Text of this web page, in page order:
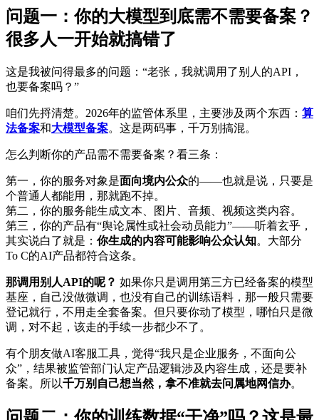
问题一：你的大模型到底需不需要备案？
很多人一开始就搞错了
这是我被问得最多的问题：“老张，我就调用了别人的API，
也要备案吗？”
咱们先捋清楚。2026年的监管体系里，主要涉及两个东西： 算
法备案和大模型备案。这是两码事，千万别搞混。
怎么判断你的产品需不需要备案？看三条：
第一，你的服务对象是面向境内公众的——也就是说，只要是
个普通人都能用，那就跑不掉。
第二，你的服务能生成文本、图片、音频、视频这类内容。
第三，你的产品有“舆论属性或社会动员能力”——听着玄乎，
其实说白了就是： 你生成的内容可能影响公众认知。大部分
To C的AI产品都符合这条。
那调用别人API的呢？ 如果你只是调用第三方已经备案的模型
基座，自己没做微调，也没有自己的训练语料，那一般只需要
登记就行，不用走全套备案。但只要你动了模型，哪怕只是微
调，对不起，该走的手续一步都少不了。
有个朋友做AI客服工具，觉得“我只是企业服务，不面向公
众”，结果被监管部门认定产品逻辑涉及内容生成，还是要补
备案。所以千万别自己想当然，拿不准就去问属地网信办。